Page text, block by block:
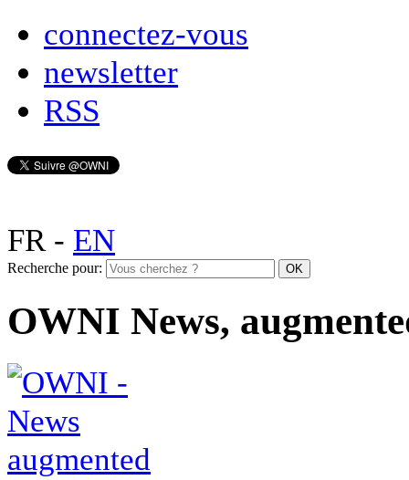
connectez-vous
newsletter
RSS
FR- EN
Recherche pour:
OWNI News,